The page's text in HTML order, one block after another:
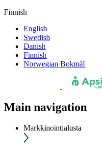
Finnish
English
Swedish
Danish
Finnish
Norwegian Bokmål
Main navigation
Markkinointialusta